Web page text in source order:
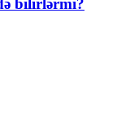
bilirlərmi?